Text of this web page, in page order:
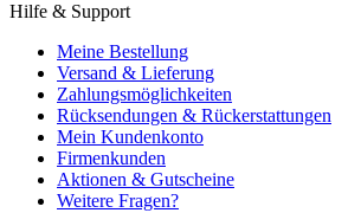
Hilfe & Support
Meine Bestellung
Versand & Lieferung
Zahlungsmöglichkeiten
Rücksendungen & Rückerstattungen
Mein Kundenkonto
Firmenkunden
Aktionen & Gutscheine
Weitere Fragen?